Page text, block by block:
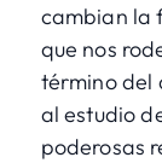
cambian la
que nos
término del
al estudio
poderosas